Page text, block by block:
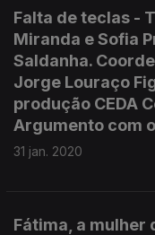
Falta de teclas -
Miranda e Sofia
Saldanha.
Jorge Louraço
produção CEDA
Argumento com
31 jan. 2020
Fátima, a mulher